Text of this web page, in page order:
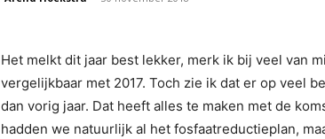
Het melkt dit jaar best lekker, merk ik bij veel van
vergelijkbaar met 2017. Toch zie ik dat er op veel
dan vorig jaar. Dat heeft alles te maken met de
hadden we natuurlijk al het fosfaatreductieplan,